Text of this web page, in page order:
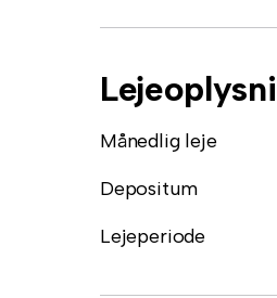
Månedlig leje
Depositum
Lejeperiode